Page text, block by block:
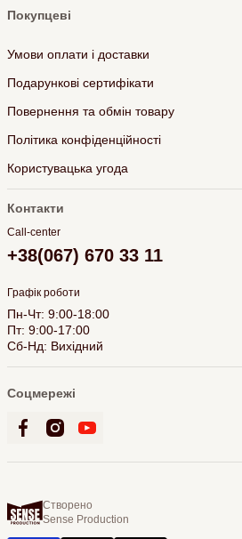
Покупцеві
Умови оплати і доставки
Подарункові сертифікати
Повернення та обмін товару
Політика конфіденційності
Користувацька угода
Контакти
Call-center
+38(067) 670 33 11
Графік роботи
Пн-Чт: 9:00-18:00
Пт: 9:00-17:00
Сб-Нд: Вихідний
Соцмережі
Створено
Sense Production